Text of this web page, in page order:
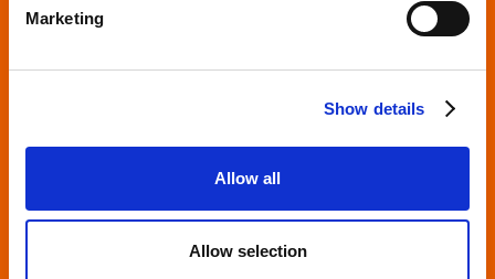
Marketing
Show details
Allow all
Allow selection